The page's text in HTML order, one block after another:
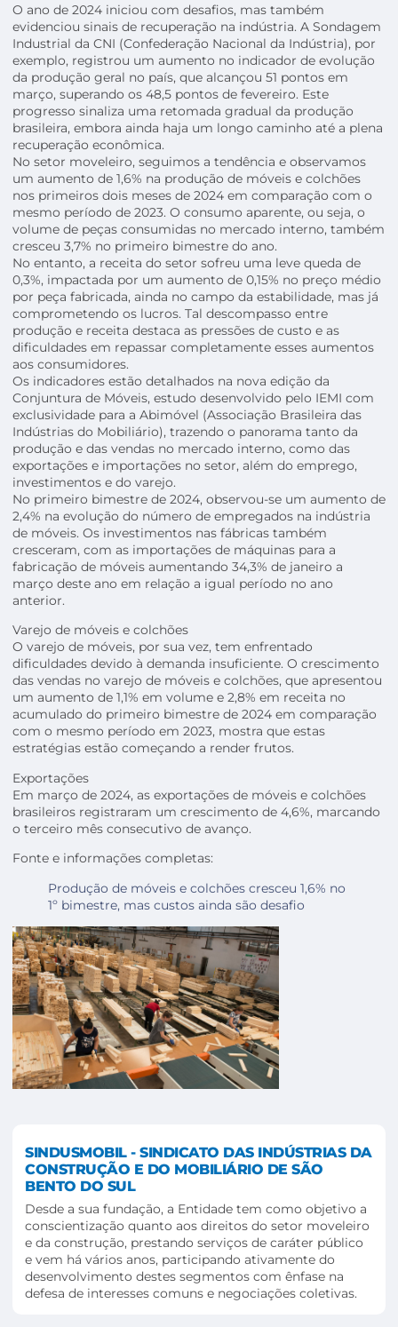
O ano de 2024 iniciou com desafios, mas também
evidenciou sinais de recuperação na indústria. A Sondagem
Industrial da CNI (Confederação Nacional da Indústria), por
exemplo, registrou um aumento no indicador de evolução
da produção geral no país, que alcançou 51 pontos em
março, superando os 48,5 pontos de fevereiro. Este
progresso sinaliza uma retomada gradual da produção
brasileira, embora ainda haja um longo caminho até a plena
recuperação econômica.
No setor moveleiro, seguimos a tendência e observamos
um aumento de 1,6% na produção de móveis e colchões
nos primeiros dois meses de 2024 em comparação com o
mesmo período de 2023. O consumo aparente, ou seja, o
volume de peças consumidas no mercado interno, também
cresceu 3,7% no primeiro bimestre do ano.
No entanto, a receita do setor sofreu uma leve queda de
0,3%, impactada por um aumento de 0,15% no preço médio
por peça fabricada, ainda no campo da estabilidade, mas já
comprometendo os lucros. Tal descompasso entre
produção e receita destaca as pressões de custo e as
dificuldades em repassar completamente esses aumentos
aos consumidores.
Os indicadores estão detalhados na nova edição da
Conjuntura de Móveis, estudo desenvolvido pelo IEMI com
exclusividade para a Abimóvel (Associação Brasileira das
Indústrias do Mobiliário), trazendo o panorama tanto da
produção e das vendas no mercado interno, como das
exportações e importações no setor, além do emprego,
investimentos e do varejo.
No primeiro bimestre de 2024, observou-se um aumento de
2,4% na evolução do número de empregados na indústria
de móveis. Os investimentos nas fábricas também
cresceram, com as importações de máquinas para a
fabricação de móveis aumentando 34,3% de janeiro a
março deste ano em relação a igual período no ano
anterior.
Varejo de móveis e colchões
O varejo de móveis, por sua vez, tem enfrentado
dificuldades devido à demanda insuficiente. O crescimento
das vendas no varejo de móveis e colchões, que apresentou
um aumento de 1,1% em volume e 2,8% em receita no
acumulado do primeiro bimestre de 2024 em comparação
com o mesmo período em 2023, mostra que estas
estratégias estão começando a render frutos.
Exportações
Em março de 2024, as exportações de móveis e colchões
brasileiros registraram um crescimento de 4,6%, marcando
o terceiro mês consecutivo de avanço.
Fonte e informações completas:
Produção de móveis e colchões cresceu 1,6% no
1º bimestre, mas custos ainda são desafio
SINDUSMOBIL - SINDICATO DAS INDÚSTRIAS DA
CONSTRUÇÃO E DO MOBILIÁRIO DE SÃO
BENTO DO SUL
Desde a sua fundação, a Entidade tem como objetivo a
conscientização quanto aos direitos do setor moveleiro
e da construção, prestando serviços de caráter público
e vem há vários anos, participando ativamente do
desenvolvimento destes segmentos com ênfase na
defesa de interesses comuns e negociações coletivas.